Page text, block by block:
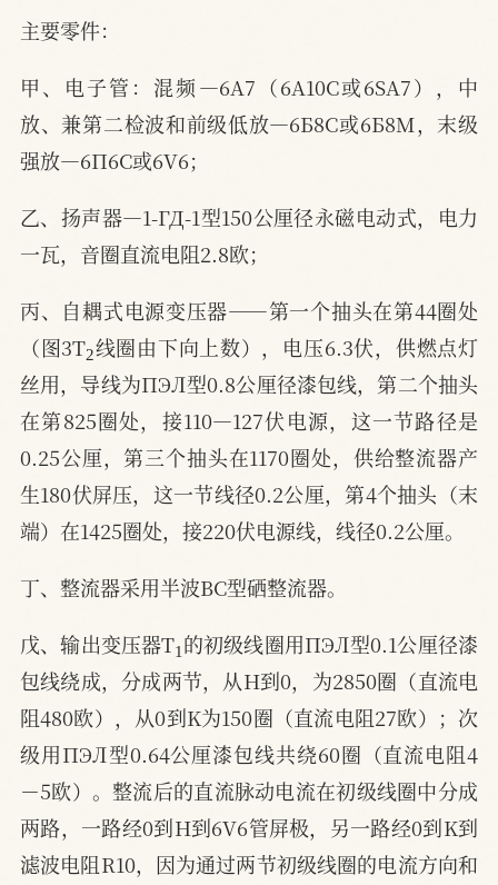
主要零件：
甲、电子管：混频—6A7（6A10C或6SA7），中
放、兼第二检波和前级低放—6Б8C或6Б8M，末级
强放—6Π6C或6V6；
乙、扬声器—1-ГД-1型150公厘径永磁电动式，电力
一瓦，音圈直流电阻2.8欧；
丙、自耦式电源变压器——第一个抽头在第44圈处
（图3T2线圈由下向上数），电压6.3伏，供燃点灯
丝用，导线为ΠЭЛ型0.8公厘径漆包线，第二个抽头
在第825圈处，接110—127伏电源，这一节路径是
0.25公厘，第三个抽头在1170圈处，供给整流器产
生180伏屏压，这一节线径0.2公厘，第4个抽头（末
端）在1425圈处，接220伏电源线，线径0.2公厘。
丁、整流器采用半波BC型硒整流器。
戊、输出变压器T 的初级线圈用ΠЭЛ型0.1公厘径漆
包线绕成，分成两节，从H到0，为2850圈（直流电
阻480欧），从0到K为150圈（直流电阻27欧）；次
级用ΠЭЛ型0.64公厘漆包线共绕60圈（直流电阻4
－5欧）。整流后的直流脉动电流在初级线圈中分成
两路，一路经0到H到6V6管屏极，另一路经0到K到
滤波电阻R10，因为通过两节初级线圈的电流方向和